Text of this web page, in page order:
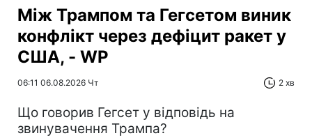
Між Трампом та Гегсетом виник
конфлікт через дефіцит ракет у
США, - WP
06:11 06.08.2026 Чт 2 хв
Що говорив Гегсет у відповідь на
звинувачення Трампа?